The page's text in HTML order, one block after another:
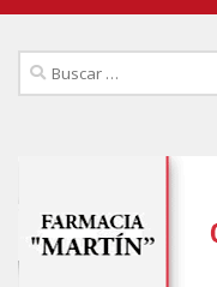
Buscar: